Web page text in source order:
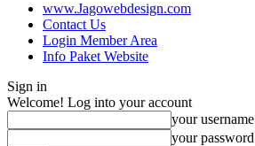
www.Jagowebdesign.com
Contact Us
Login Member Area
Info Paket Website
Sign in
Welcome! Log into your account
your username
your password